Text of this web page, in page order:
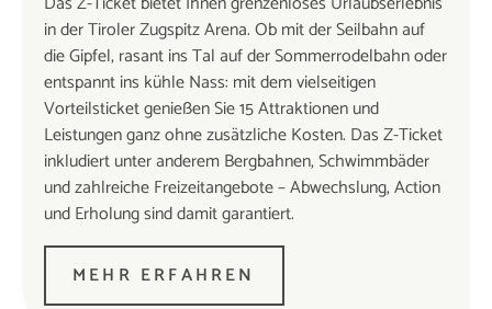
in der Tiroler Zugspitz Arena. Ob mit der Seilbahn auf
die Gipfel, rasant ins Tal auf der Sommerrodelbahn oder
entspannt ins kühle Nass: mit dem vielseitigen
Vorteilsticket genießen Sie 15 Attraktionen und
Leistungen ganz ohne zusätzliche Kosten. Das Z-Ticket
inkludiert unter anderem Bergbahnen, Schwimmbäder
und zahlreiche Freizeitangebote – Abwechslung, Action
und Erholung sind damit garantiert.
MEHR ERFAHREN